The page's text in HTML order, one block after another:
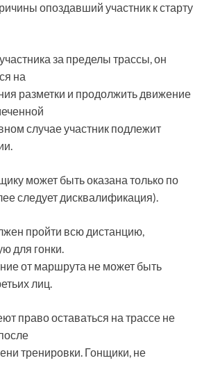
опоздавший участник к старту
за пределы трассы, он
на
разметки и продолжить движение
случае участник подлежит
может быть оказана только по
следует дисквалификация).
пройти всю дистанцию,
для гонки.
от маршрута не может быть
лиц.
право оставаться на трассе не
тренировки. Гонщики, не